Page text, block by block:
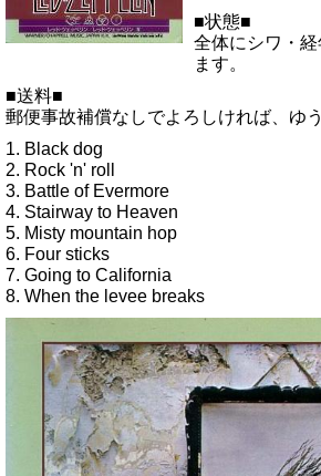
■状態■
全体にシワ・
ます。
■送料■
郵便事故補償なしでよろしければ、ゆ
1. Black dog
2. Rock 'n' roll
3. Battle of Evermore
4. Stairway to Heaven
5. Misty mountain hop
6. Four sticks
7. Going to California
8. When the levee breaks